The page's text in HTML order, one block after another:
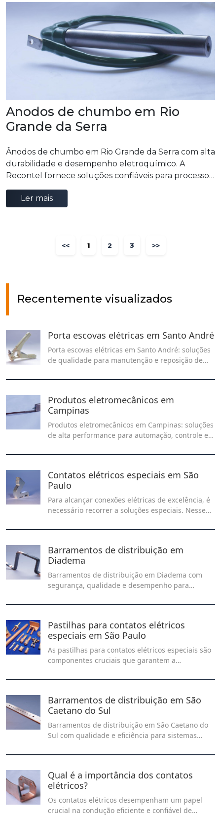
Anodos de chumbo em Rio
Grande da Serra
Ânodos de chumbo em Rio Grande da Serra com alta
durabilidade e desempenho eletroquímico. A
Recontel fornece soluções confiáveis para processos
estabilidade operacional.
Ler mais
<< 1 2 3 >>
Recentemente visualizados
Porta escovas elétricas em Santo André
Porta escovas elétricas em Santo André: soluções
de qualidade para manutenção e reposição de
seus motores elétricos. Encontre os melhores
equipamentos na Recontel!
Produtos eletromecânicos em
Campinas
Produtos eletromecânicos em Campinas: soluções
de alta performance para automação, controle e
elétricos.
Contatos elétricos especiais em São
Paulo
Para alcançar conexões elétricas de excelência, é
necessário recorrer a soluções especiais. Nesse
desempenho altamente eficaz e confiável, aliando
Barramentos de distribuição em
Diadema
Barramentos de distribuição em Diadema com
segurança, qualidade e desempenho para
aplicações e vantagens no nosso artigo!
Pastilhas para contatos elétricos
especiais em São Paulo
As pastilhas para contatos elétricos especiais são
componentes cruciais que garantem a
pontos móveis e fixos em dispositivos elétricos.
Barramentos de distribuição em São
Caetano do Sul
Barramentos de distribuição em São Caetano do
Sul com qualidade e eficiência para sistemas
desempenho, ideais para indústrias, comércios e
durabilidade.
Qual é a importância dos contatos
elétricos?
Os contatos elétricos desempenham um papel
crucial na condução eficiente e confiável de